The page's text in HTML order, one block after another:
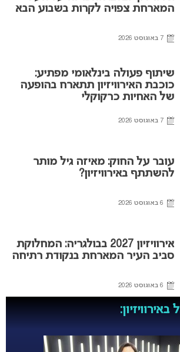
המארחת צפויה לקרות בשבוע הבא
7 באוגוסט 2026
שיתוף פעולה בינלאומי מפתיע:
כוכבת האירוויזיון תתארח בהופעה
של האחיות כרקוקלי
7 באוגוסט 2026
עובר על החוק: מאיזה גיל מותר
להשתתף באירוויזיון?
6 באוגוסט 2026
אירוויזיון 2027 בבולגריה: המחלוקת
סביב העיר המארחת בנקודת רתיחה
6 באוגוסט 2026